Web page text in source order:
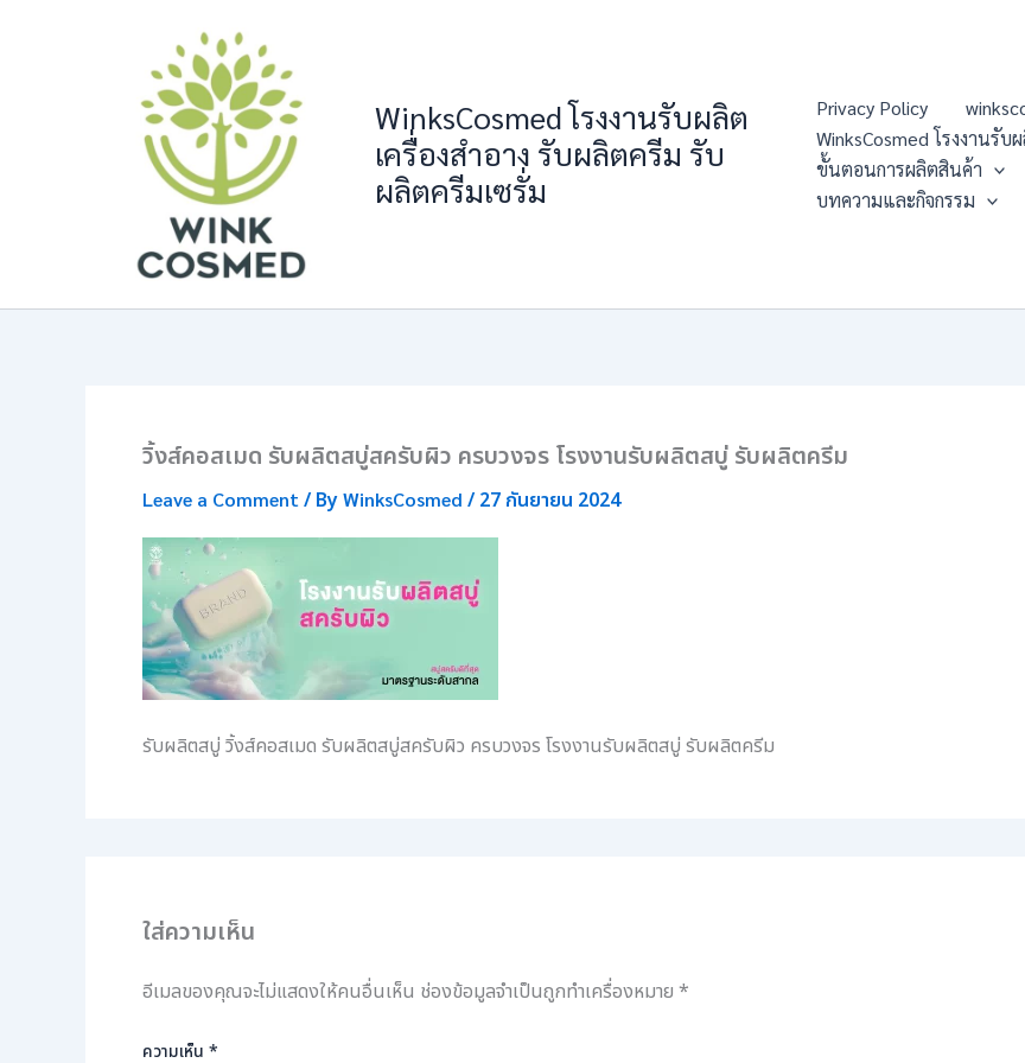
WinksCosmed โรงงานรับผลิต
เครื่องสำอาง รับผลิตครีม รับ
ผลิตครีมเซรั่ม
Privacy Policy
WinksCosmed โรงงานรั
ขั้นตอนการผลิตสินค้า
บทความและกิจกรรม
วิ้งส์คอสเมด รับผลิตสบู่สครับผิว ครบวงจร โรงงานรับผลิตสบู่ รับผลิตครีม
Leave a Comment / ByWinksCosmed / 27 กันยายน 2024
รับผลิตสบู่ วิ้งส์คอสเมด รับผลิตสบู่สครับผิว ครบวงจร โรงงานรับผลิตสบู่ รับผลิตครีม
ใส่ความเห็น
อีเมลของคุณจะไม่แสดงให้คนอื่นเห็น ช่องข้อมูลจำเป็นถูกทำเครื่องหมาย *
ความเห็น *